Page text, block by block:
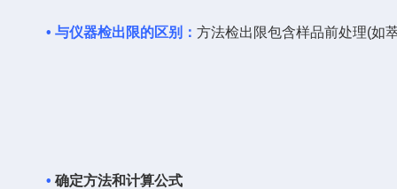
• 与仪器检出限的区别 ： 方法检出限包含样品前处理(如
• 确定方法和计算公式